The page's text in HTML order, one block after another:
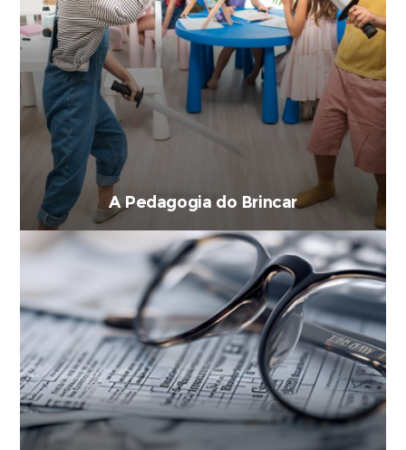
A Pedagogia do Brincar